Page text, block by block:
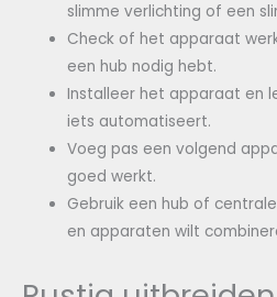
slimme verlichting of een
Check of het apparaat
een hub nodig hebt.
Installeer het apparaat en
iets automatiseert.
Voeg pas een volgend
goed werkt.
Gebruik een hub of
en apparaten wilt